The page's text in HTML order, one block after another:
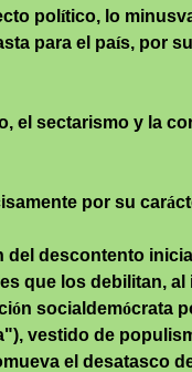
pol ítico, lo
para el país, por
, el sectarismo y la
por su cará
del descontento
que los debilitan,
ón socialdemócrata
vestido de
el desatasco